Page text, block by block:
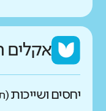
אקלים
יחסים ושייכות